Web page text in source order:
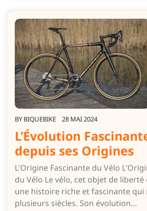
BY BIQUEBIKE 28 MAI 2024
L’Évolution
depuis ses Origines
L'Origine Fascinante du Vélo
du Vélo Le vélo, cet objet de
une histoire riche et fascinante qui
plusieurs siècles. Son évolution…